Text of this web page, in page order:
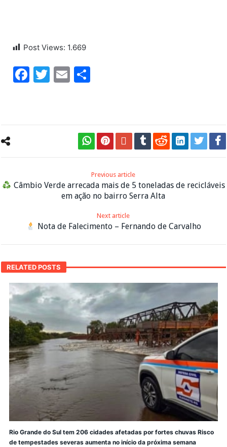
Post Views: 1.669
Facebook
Twitter
Email
Previous article
Câmbio Verde arrecada mais de 5 toneladas de recicláveis
em ação no bairro Serra Alta
Next article
Nota de Falecimento – Fernando de Carvalho
RELATED POSTS
Rio Grande do Sul tem 206 cidades afetadas por fortes chuvas Risco
de tempestades severas aumenta no início da próxima semana